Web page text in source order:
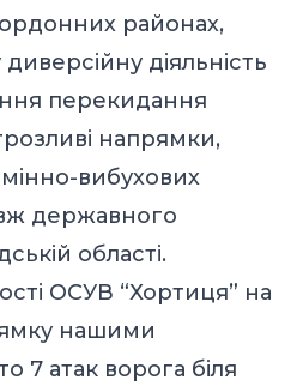
районах,
діяльність
перекидання
напрямки,
вибухових
державного
області.
ОСУВ “Хортиця” на
нашими
7 атак ворога біля